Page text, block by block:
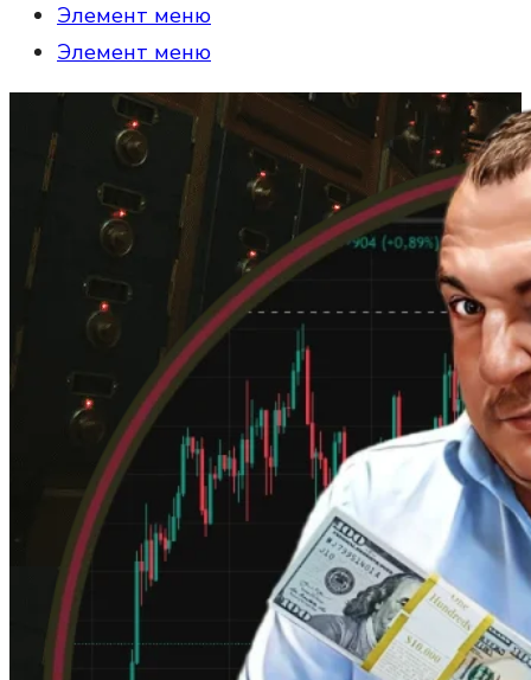
Элемент меню
Элемент меню